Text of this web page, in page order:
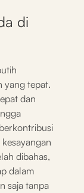
di
yang tepat.
dan
dibahas,
dalam
saja tanpa